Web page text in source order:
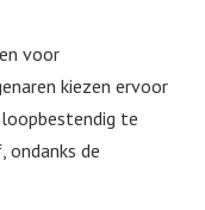
voor
kiezen ervoor
te
ondanks de